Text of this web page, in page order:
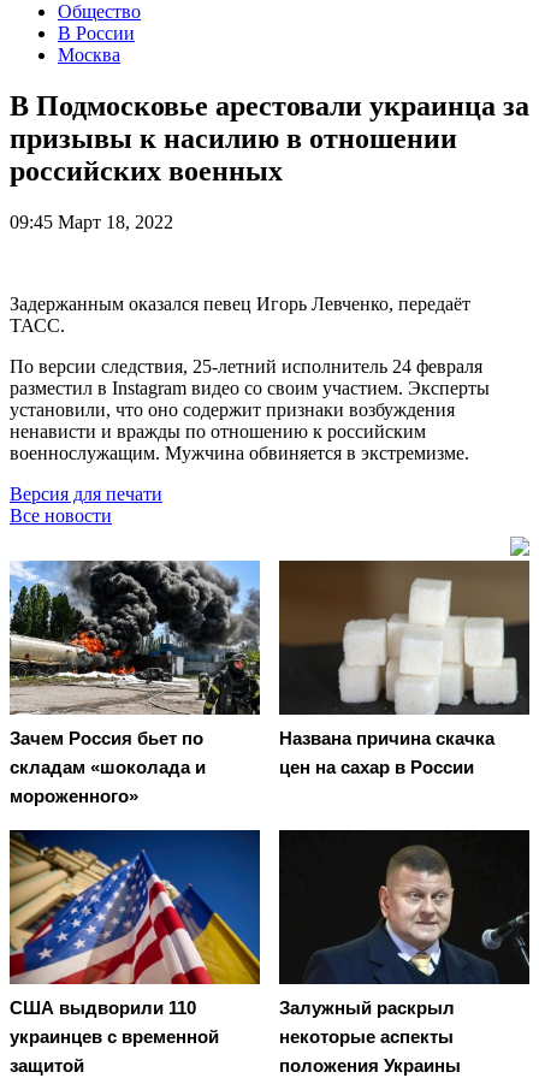
Общество
В России
Москва
В Подмосковье арестовали украинца за
призывы к насилию в отношении
российских военных
09:45 Март 18, 2022
Задержанным оказался певец Игорь Левченко, передаёт
ТАСС.
По версии следствия, 25-летний исполнитель 24 февраля
разместил в Instagram видео со своим участием. Эксперты
установили, что оно содержит признаки возбуждения
ненависти и вражды по отношению к российским
военнослужащим. Мужчина обвиняется в экстремизме.
Версия для печати
Все новости
Зачем Россия бьет по
складам «шоколада и
мороженного»
Названа причина скачка
цен на сахар в России
США выдворили 110
украинцев с временной
защитой
Залужный раскрыл
некоторые аспекты
положения Украины